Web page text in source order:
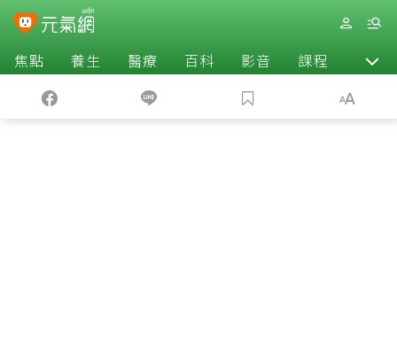
焦點 養生 醫療 百科 影音 課程 退休